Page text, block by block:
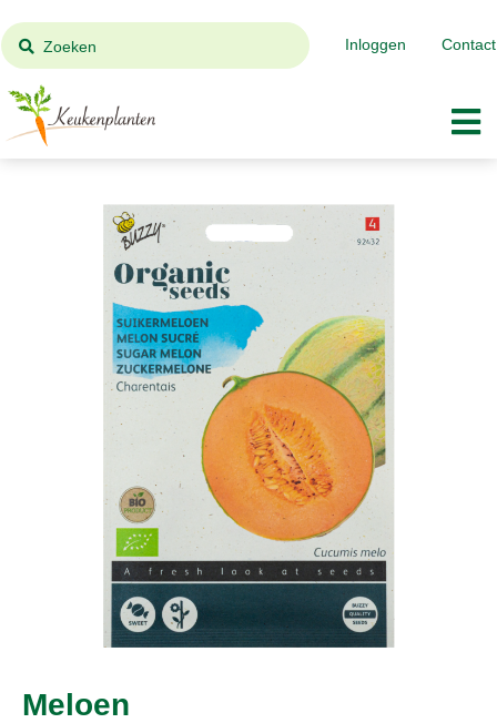
Contact
Inloggen
Zoeken
Meloen